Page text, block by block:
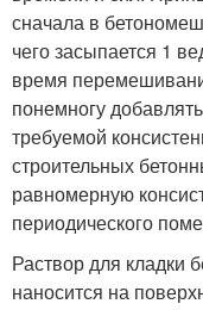
сначала в
чего засыпается 1
время
понемногу
требуемой
строительных
равномерную
периодического
Раствор для кладки
наносится на